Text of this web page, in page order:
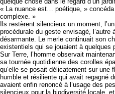
« La nuance est… poétique, »
complexe. »
Ils restèrent silencieux un moment,
procédurale du geste envisagé, l’autre
désarmante. Le merle continuait son
existentiels qui se jouaient à quelques
Sur Terre, l’homme observait
sa tournée quotidienne des corolles
qu’elle se posait délicatement sur une
humble et résiliente qui avait regagné
avaient enfin renoncé à l’usage des
silencieux pour la biodiversité locale,